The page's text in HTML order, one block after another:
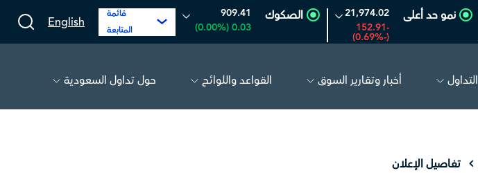
نمو حد أعلى
21,974.02
-152.91
(-0.69%)
الصكوك
909.41
0.03 (0.00%)
قائمة
المتابعة
English
التداول أخبار وتقارير السوق القواعد واللوائح حول تداول السعودية
تفاصيل الإعلان